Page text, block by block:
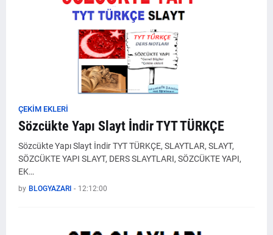
ÇEKİM EKLERİ
Sözcükte Yapı Slayt İndir TYT TÜRKÇE
Sözcükte Yapı Slayt İndir TYT TÜRKÇE, SLAYTLAR, SLAYT,
SÖZCÜKTE YAPI SLAYT, DERS SLAYTLARI, SÖZCÜKTE YAPI,
EK…
by BLOGYAZARI - 12:12:00